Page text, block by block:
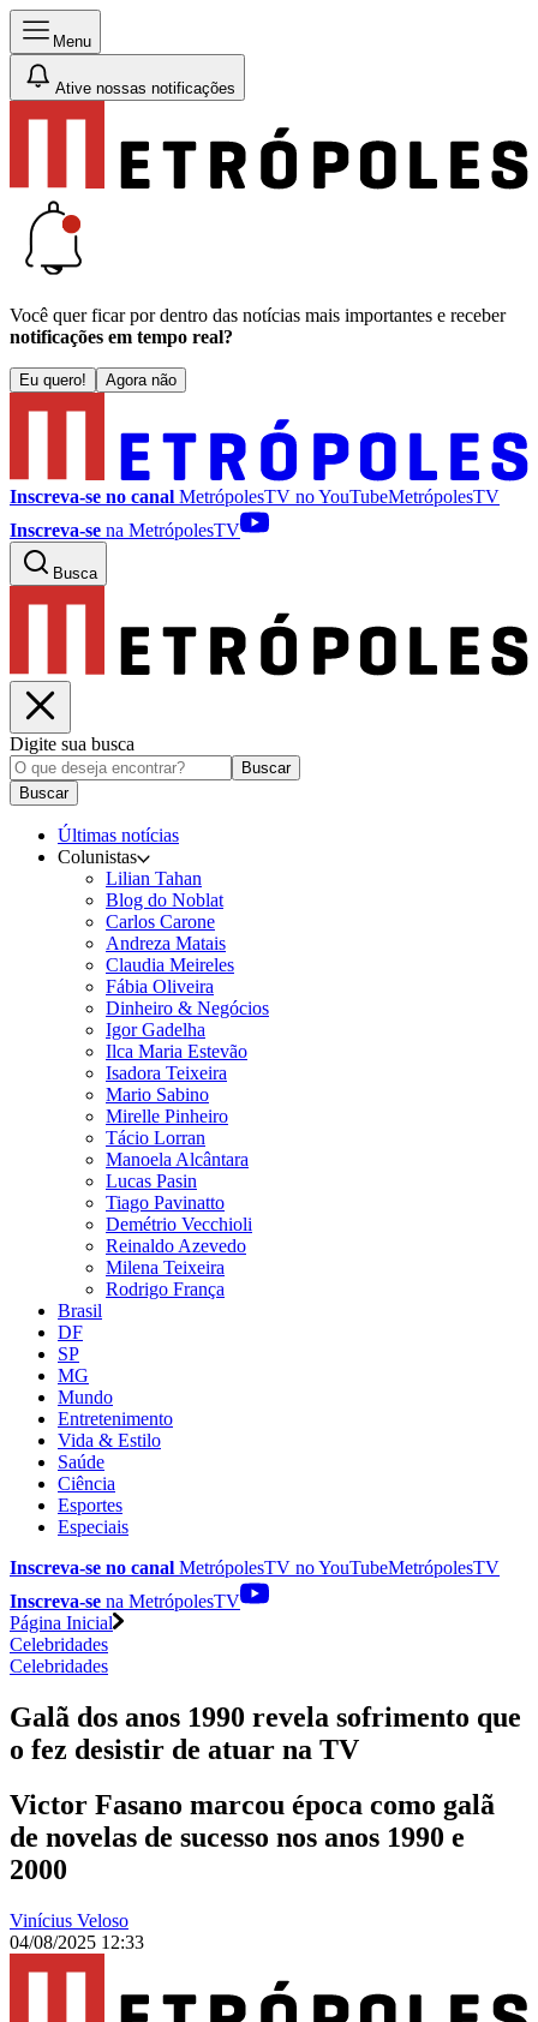
Menu
Ative nossas notificações
Você quer ficar por dentro das notícias mais importantes e receber
notificações em tempo real?
Eu quero! Agora não
Inscreva-se no canal MetrópolesTV noYouTubeMetrópolesTV
Inscreva-se na MetrópolesTV
Busca
Digite sua busca
Buscar
Buscar
Últimas notícias
Colunistas
Lilian Tahan
Blog do Noblat
Carlos Carone
Andreza Matais
Claudia Meireles
Fábia Oliveira
Dinheiro & Negócios
Igor Gadelha
Ilca Maria Estevão
Isadora Teixeira
Mario Sabino
Mirelle Pinheiro
Tácio Lorran
Manoela Alcântara
Lucas Pasin
Tiago Pavinatto
Demétrio Vecchioli
Reinaldo Azevedo
Milena Teixeira
Rodrigo França
Brasil
DF
SP
MG
Mundo
Entretenimento
Vida & Estilo
Saúde
Ciência
Esportes
Especiais
Inscreva-se no canal MetrópolesTV noYouTubeMetrópolesTV
Inscreva-se na MetrópolesTV
Página Inicial
Celebridades
Celebridades
Galã dos anos 1990 revela sofrimento que
o fez desistir de atuar na TV
Victor Fasano marcou época como galã
de novelas de sucesso nos anos 1990 e
2000
Vinícius Veloso
04/08/2025 12:33